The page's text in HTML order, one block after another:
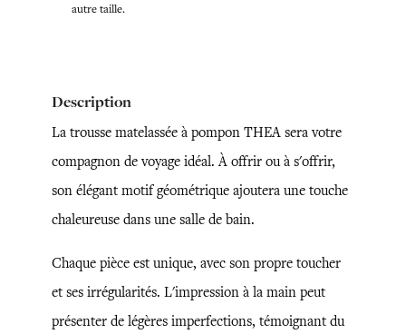
autre taille.
Description
La trousse matelassée à pompon THEA sera votre
compagnon de voyage idéal. À offrir ou à s'offrir,
son élégant motif géométrique ajoutera une touche
chaleureuse dans une salle de bain.
Chaque pièce est unique, avec son propre toucher
et ses irrégularités. L'impression à la main peut
présenter de légères imperfections, témoignant du